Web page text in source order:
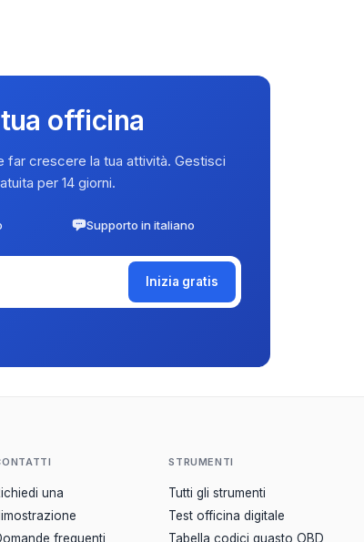
officina
far crescere la tua attività. Gestisci
per 14 giorni.
Supporto in italiano
Inizia gratis
una
frequenti
STRUMENTI
Tutti gli strumenti
Test officina digitale
Tabella codici guasto OBD